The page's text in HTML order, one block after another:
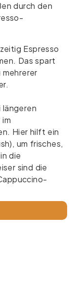
durch den
Espresso
Das spart
längeren
Hier hilft ein
um frisches,
die
sind die